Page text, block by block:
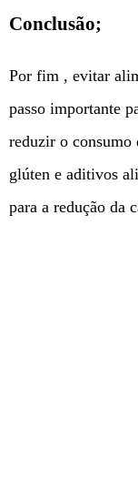
Conclusão;
Por fim , evitar
passo importante
reduzir o consumo
glúten e aditivos
para a redução da